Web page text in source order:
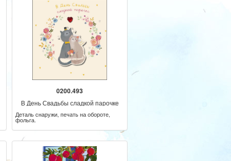
0200.493
В День Свадьбы сладкой парочке
Деталь снаружи, печать на обороте,
фольга.